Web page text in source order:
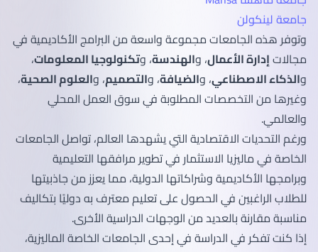
جامعة لينكولن
وتوفر هذه الجامعات مجموعة واسعة من البرامج الأكاديمية في
مجالاتإدارة الأعمال، والهندسة، وتكنولوجيا المعلومات،
والذكاء الاصطناعي، والضيافة، والتصميم، والعلوم الصحية،
وغيرها من التخصصات المطلوبة في سوق العمل المحلي
والعالمي.
ورغم التحديات الاقتصادية التي يشهدها العالم، تواصل الجامعات
الخاصة في ماليزيا الاستثمار في تطوير مرافقها التعليمية
وبرامجها الأكاديمية وشراكاتها الدولية، مما يعزز من جاذبيتها
للطلاب الراغبين في الحصول على تعليم معترف به دوليًا بتكاليف
مناسبة مقارنة بالعديد من الوجهات الدراسية الأخرى.
إذا كنت تفكر في الدراسة في إحدى الجامعات الخاصة الماليزية،